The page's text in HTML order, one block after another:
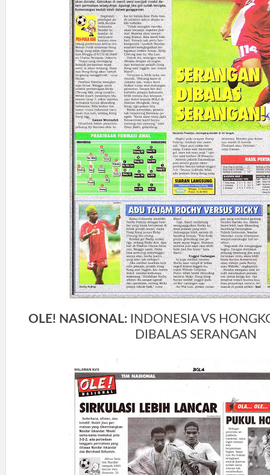
OLE! NASIONAL:INDONESIA VS
DIBALAS SERANGAN